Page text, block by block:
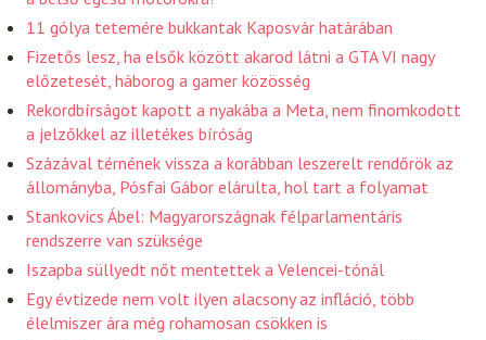
11 gólya tetemére bukkantak Kaposvár határában
Fizetős lesz, ha elsők között akarod látni a GTA VI nagy
előzetesét, háborog a gamer közösség
Rekordbírságot kapott a nyakába a Meta, nem finomkodott
a jelzőkkel az illetékes bíróság
Százával térnének vissza a korábban leszerelt rendőrök az
állományba, Pósfai Gábor elárulta, hol tart a folyamat
Stankovics Ábel: Magyarországnak félparlamentáris
rendszerre van szüksége
Iszapba süllyedt nőt mentettek a Velencei-tónál
Egy évtizede nem volt ilyen alacsony az infláció, több
élelmiszer ára még rohamosan csökken is